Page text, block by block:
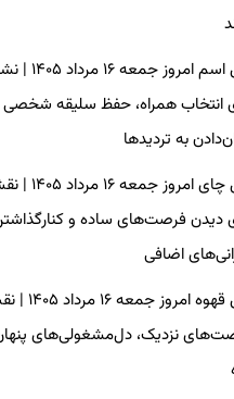
فال اسم
انتخاب همراه، حفظ سلیقه
به تردیدها
فال چای
دیدن فرصت‌های ساده و
اضافی
فال قهوه
نزدیک، دل‌مشغولی‌های